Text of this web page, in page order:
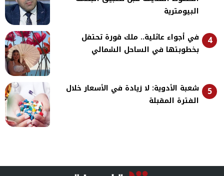
البيومترية
4
في أجواء عائلية.. ملك قورة تحتفل
بخطوبتها في الساحل الشمالي
5
شعبة الأدوية: لا زيادة في الأسعار خلال
الفترة المقبلة